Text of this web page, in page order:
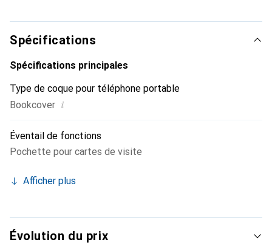
marque Noreve est un choix sûr pour une clientèle
exigeante.
Spécifications
Spécifications principales
Type de coque pour téléphone portable
Bookcover i
Éventail de fonctions
Pochette pour cartes de visite
Afficher plus
Évolution du prix